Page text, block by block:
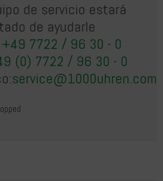
de servicio estará
de ayudarle
+49 7722 / 96 30 - 0
(0) 7722 / 96 30 - 0
service@1000uhren.com